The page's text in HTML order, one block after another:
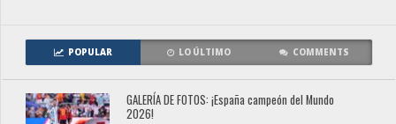
POPULAR LO ÚLTIMO COMMENTS
GALERÍA DE FOTOS: ¡España campeón del Mundo
2026!